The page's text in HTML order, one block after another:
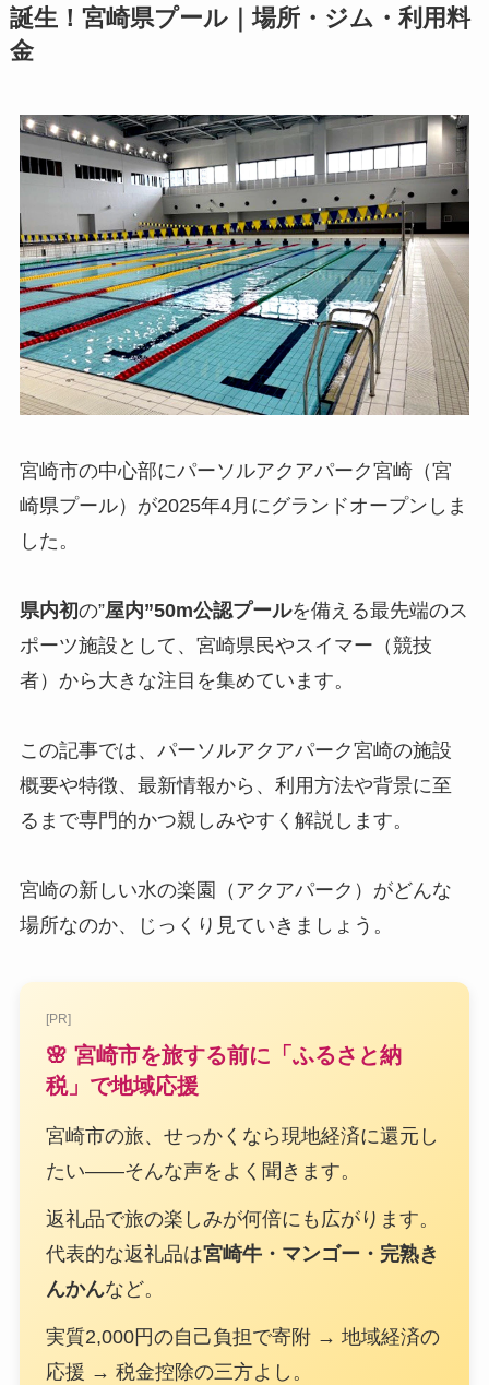
誕生！宮崎県プール｜場所・ジム・利用料
金
宮崎市の中心部にパーソルアクアパーク宮崎（宮
崎県プール）が2025年4月にグランドオープンしま
した。
県内初の”屋内”50m公認プールを備える最先端のス
ポーツ施設として、宮崎県民やスイマー（競技
者）から大きな注目を集めています。
この記事では、パーソルアクアパーク宮崎の施設
概要や特徴、最新情報から、利用方法や背景に至
るまで専門的かつ親しみやすく解説します。
宮崎の新しい水の楽園（アクアパーク）がどんな
場所なのか、じっくり見ていきましょう。
[PR]
🌸 宮崎市を旅する前に「ふるさと納
税」で地域応援
宮崎市の旅、せっかくなら現地経済に還元し
たい——そんな声をよく聞きます。
返礼品で旅の楽しみが何倍にも広がります。
代表的な返礼品は宮崎牛・マンゴー・完熟き
んかんなど。
実質2,000円の自己負担で寄附 → 地域経済の
応援 → 税金控除の三方よし。